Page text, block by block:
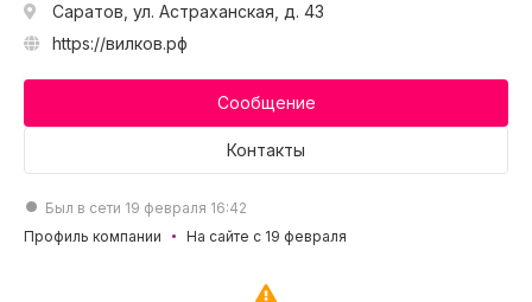
Саратов, ул. Астраханская, д. 43
https://вилков.рф
Сообщение
Контакты
Был в сети 19 февраля 16:42
Профиль компании
На сайте с 19 февраля